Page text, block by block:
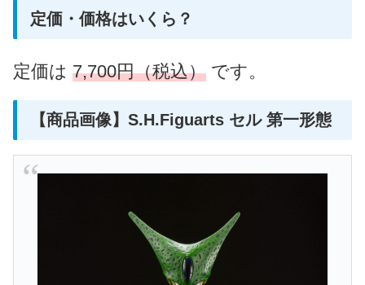
定価・価格はいくら？
定価は 7,700円（税込） です。
【商品画像】S.H.Figuarts セル 第一形態